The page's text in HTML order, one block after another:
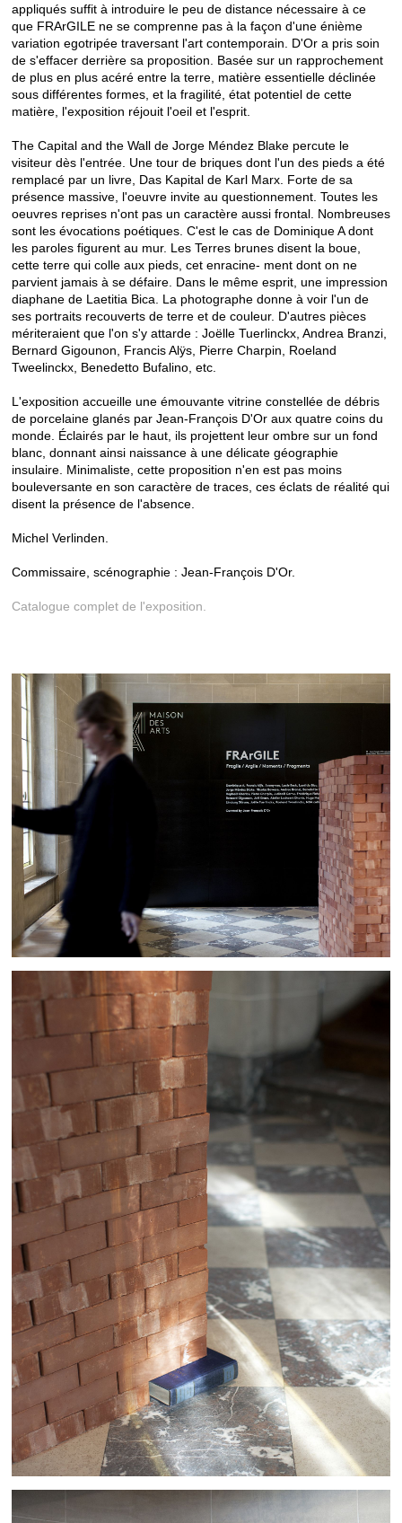
appliqués suffit à introduire le peu de distance nécessaire à ce
que FRArGILE ne se comprenne pas à la façon d'une énième
variation egotripée traversant l'art contemporain. D'Or a pris soin
de s'effacer derrière sa proposition. Basée sur un rapprochement
de plus en plus acéré entre la terre, matière essentielle déclinée
sous différentes formes, et la fragilité, état potentiel de cette
matière, l'exposition réjouit l'oeil et l'esprit.
The Capital and the Wall de Jorge Méndez Blake percute le
visiteur dès l'entrée. Une tour de briques dont l'un des pieds a été
remplacé par un livre, Das Kapital de Karl Marx. Forte de sa
présence massive, l'oeuvre invite au questionnement. Toutes les
oeuvres reprises n'ont pas un caractère aussi frontal. Nombreuses
sont les évocations poétiques. C'est le cas de Dominique A dont
les paroles figurent au mur. Les Terres brunes disent la boue,
cette terre qui colle aux pieds, cet enracine- ment dont on ne
parvient jamais à se défaire. Dans le même esprit, une impression
diaphane de Laetitia Bica. La photographe donne à voir l'un de
ses portraits recouverts de terre et de couleur. D'autres pièces
mériteraient que l'on s'y attarde : Joëlle Tuerlinckx, Andrea Branzi,
Bernard Gigounon, Francis Alÿs, Pierre Charpin, Roeland
Tweelinckx, Benedetto Bufalino, etc.
L'exposition accueille une émouvante vitrine constellée de débris
de porcelaine glanés par Jean-François D'Or aux quatre coins du
monde. Éclairés par le haut, ils projettent leur ombre sur un fond
blanc, donnant ainsi naissance à une délicate géographie
insulaire. Minimaliste, cette proposition n'en est pas moins
bouleversante en son caractère de traces, ces éclats de réalité qui
disent la présence de l'absence.
Michel Verlinden.
Commissaire, scénographie : Jean-François D'Or.
Catalogue complet de l'exposition.